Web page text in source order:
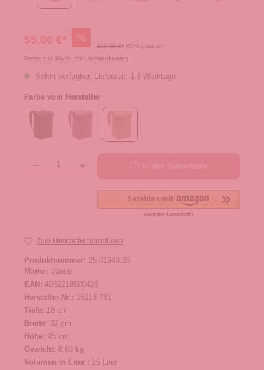
55,00 €* %
100,00 €* (45% gespart)
Preise inkl. MwSt. zzgl. Versandkosten
Sofort verfügbar, Lieferzeit: 1-3 Werktage
Farbe vom Hersteller
Zum Merkzettel hinzufügen
Produktnummer: 25.01943.26
Marke: Vaude
EAN: 4062218500426
Hersteller-Nr.: 16213 781
Tiefe: 18 cm
Breite: 32 cm
Höhe: 45 cm
Gewicht: 0,63 kg
Volumen in Liter : 25 Liter